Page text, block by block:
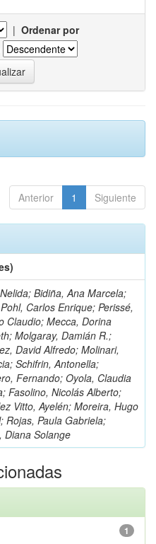
| Ordenar por
Anterior 1 Siguiente
Bidiña, Ana Marcela;
Carlos Enrique; Perissé,
Claudio; Mecca, Dorina
Molgaray, Damián R.;
David Alfredo; Molinari,
Schifrin, Antonella;
Fernando; Oyola, Claudia
Fasolino, Nicolás Alberto;
Vitto, Ayelén; Moreira, Hugo
Rojas, Paula Gabriela;
Diana Solange
1